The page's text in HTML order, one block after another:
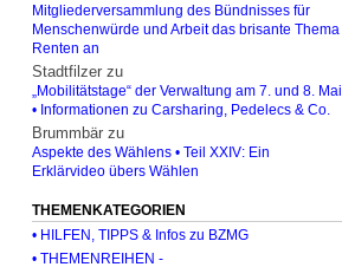
Mitgliederversammlung des Bündnisses für
Menschenwürde und Arbeit das brisante Thema
Renten an
Stadtfilzer zu
„Mobilitätstage“ der Verwaltung am 7. und 8. Mai
• Informationen zu Carsharing, Pedelecs & Co.
Brummbär zu
Aspekte des Wählens • Teil XXIV: Ein
Erklärvideo übers Wählen
THEMENKATEGORIEN
• HILFEN, TIPPS & Infos zu BZMG
• THEMENREIHEN -